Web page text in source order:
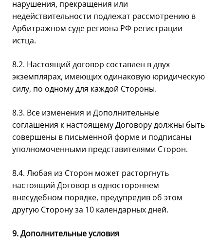
нарушения, прекращения или
недействительности подлежат рассмотрению в
Арбитражном суде региона РФ регистрации
истца.
8.2. Настоящий договор составлен в двух
экземплярах, имеющих одинаковую юридическую
силу, по одному для каждой Стороны.
8.3. Все изменения и Дополнительные
соглашения к настоящему Договору должны быть
совершены в письменной форме и подписаны
уполномоченными представителями Сторон.
8.4. Любая из Сторон может расторгнуть
настоящий Договор в одностороннем
внесудебном порядке, предупредив об этом
другую Сторону за 10 календарных дней.
9. Дополнительные условия